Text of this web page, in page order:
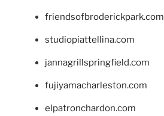
friendsofbroderickpark.com
studiopiattellina.com
jannagrillspringfield.com
fujiyamacharleston.com
elpatronchardon.com